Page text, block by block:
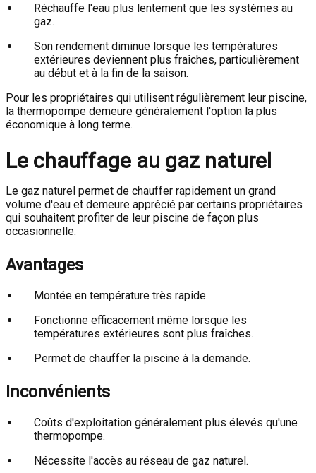
Réchauffe l'eau plus lentement que les systèmes au
gaz.
Son rendement diminue lorsque les températures
extérieures deviennent plus fraîches, particulièrement
au début et à la fin de la saison.
Pour les propriétaires qui utilisent régulièrement leur piscine,
la thermopompe demeure généralement l'option la plus
économique à long terme.
Le chauffage au gaz naturel
Le gaz naturel permet de chauffer rapidement un grand
volume d'eau et demeure apprécié par certains propriétaires
qui souhaitent profiter de leur piscine de façon plus
occasionnelle.
Avantages
Montée en température très rapide.
Fonctionne efficacement même lorsque les
températures extérieures sont plus fraîches.
Permet de chauffer la piscine à la demande.
Inconvénients
Coûts d'exploitation généralement plus élevés qu'une
thermopompe.
Nécessite l'accès au réseau de gaz naturel.